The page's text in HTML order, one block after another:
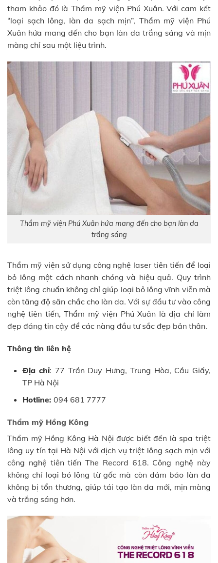
tham khảo đó là Thẩm mỹ viện Phú Xuân. Với cam kết
“loại sạch lông, làn da sạch mịn”, Thẩm mỹ viện Phú
Xuân hứa mang đến cho bạn làn da trắng sáng và mịn
màng chỉ sau một liệu trình.
Thẩm mỹ viện Phú Xuân hứa mang đến cho bạn làn da
trắng sáng
Thẩm mỹ viện sử dụng công nghệ laser tiên tiến để loại
bỏ lông một cách nhanh chóng và hiệu quả. Quy trình
triệt lông chuẩn không chỉ giúp loại bỏ lông vĩnh viễn mà
còn tăng độ săn chắc cho làn da. Với sự đầu tư vào công
nghệ tiên tiến, Thẩm mỹ viện Phú Xuân là địa chỉ làm
đẹp đáng tin cậy để các nàng đầu tư sắc đẹp bản thân.
Thông tin liên hệ
Địa chỉ: 77 Trần Duy Hưng, Trung Hòa, Cầu Giấy,
TP Hà Nội
Hotline: 094 681 7777
Thẩm mỹ Hồng Kông
Thẩm mỹ Hồng Kông Hà Nội được biết đến là spa triệt
lông uy tín tại Hà Nội với dịch vụ triệt lông sạch mịn với
công nghệ tiên tiến The Record 618. Công nghệ này
không chỉ loại bỏ lông từ gốc mà còn đảm bảo làn da
không bị tổn thương, giúp tái tạo làn da mới, mịn màng
và trắng sáng hơn.